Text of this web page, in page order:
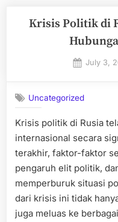
Ukraina
Pasca-
Rusia”
Krisis Politik di
Posted
July 3,
Uncategorized
Krisis politik di Rusia
internasional secara
terakhir, faktor-faktor
pengaruh elit politik,
memperburuk situasi
dari krisis ini tidak
juga meluas ke